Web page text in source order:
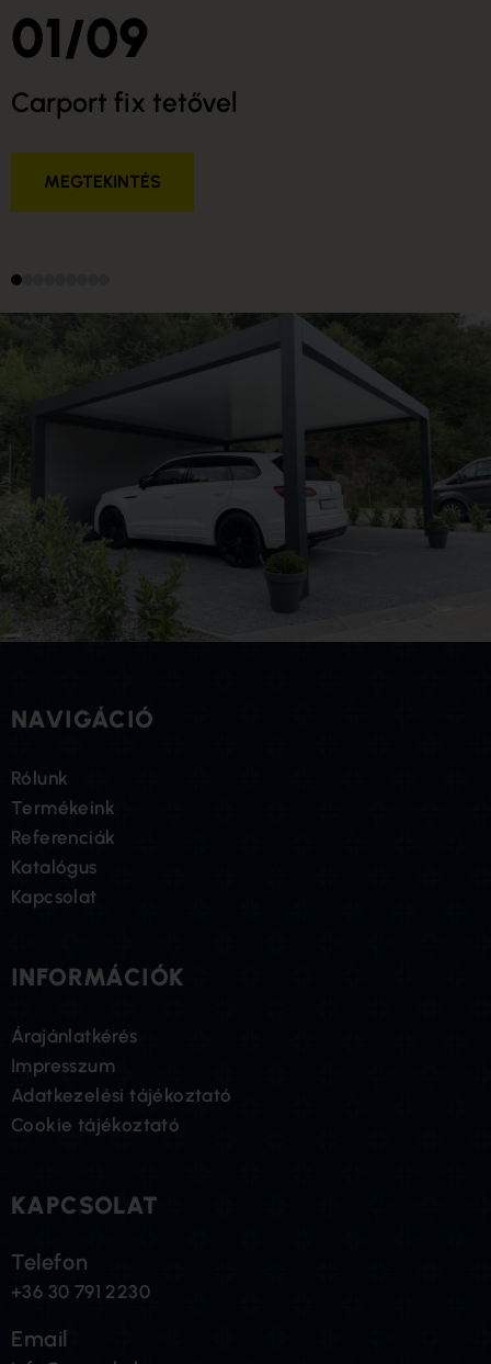
01/09
Carport fix tetővel
MEGTEKINTÉS
NAVIGÁCIÓ
Rólunk
Termékeink
Referenciák
Katalógus
Kapcsolat
INFORMÁCIÓK
Árajánlatkérés
Impresszum
Adatkezelési tájékoztató
Cookie tájékoztató
KAPCSOLAT
Telefon
+36 30 791 2230
Email